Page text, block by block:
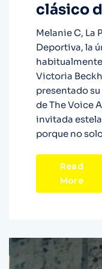
clásico
Melanie C, La
Deportiva, la
habitualmente
Victoria
presentado
de The Voice
invitada
porque no
Read
More